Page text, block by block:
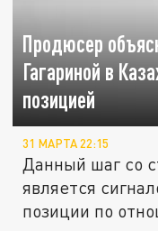
Продюсер
Гагариной в
позицией
31 МАРТА 22:15
Данный шаг со
является
позиции по